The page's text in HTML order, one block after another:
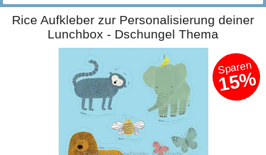
Rice Aufkleber zur Personalisierung deiner
Lunchbox - Dschungel Thema
Sparen
15%